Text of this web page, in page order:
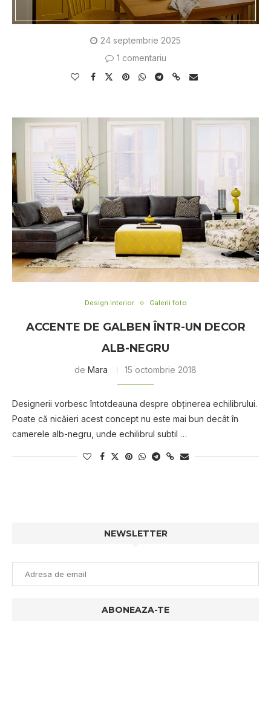
24 septembrie 2025
1 comentariu
Design interior Galerii foto
ACCENTE DE GALBEN ÎNTR-UN DECOR
ALB-NEGRU
de Mara 15 octombrie 2018
Designerii vorbesc întotdeauna despre obținerea echilibrului.
Poate că nicăieri acest concept nu este mai bun decât în
camerele alb-negru, unde echilibrul subtil …
NEWSLETTER